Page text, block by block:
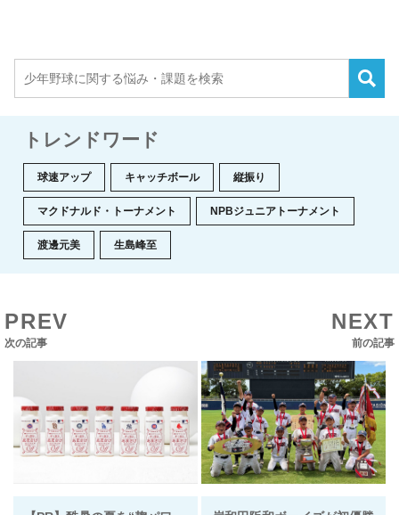
トレンドワード
球速アップ キャッチボール 縦振り
マクドナルド・トーナメント NPBジュニアトーナメント
渡邊元美 生島峰至
PREV
次の記事
NEXT
前の記事